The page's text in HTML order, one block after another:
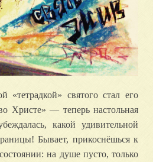
«тетрадкой» святого стал его
Христе» — теперь настольная
какой удивительной
Бывает, прикоснёшься к
на душе пусто, только